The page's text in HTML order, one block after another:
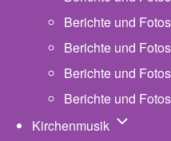
Berichte und
Berichte und
Berichte und
Berichte und
Kirchenmusik